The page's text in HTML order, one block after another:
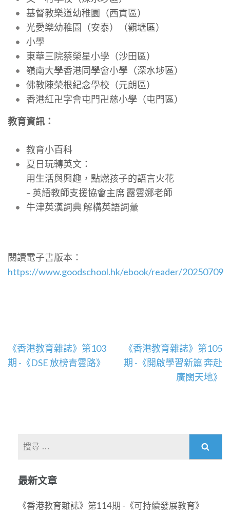
基督教樂道幼稚園（西貢區）
光愛樂幼稚園（安泰）（觀塘區）
小學
東華三院蔡榮星小學（沙田區）
嶺南大學香港同學會小學（深水埗區）
佛教陳榮根紀念學校（元朗區）
香港紅卍字會屯門卍慈小學（屯門區）
教育資訊：
教育小百科
夏日玩轉英文：
用生活與興趣，點燃孩子的語言火花
– 英語教師支援協會主席 露雲娜老師
牛津英漢詞典 解構英語詞彙
閱讀電子書版本：
https://www.goodschool.hk/ebook/reader/20250709
文
章
《香港教育雜誌》第103
期 -《DSE 放榜青雲路》
《香港教育雜誌》第105
期 -《開啟學習新篇 奔赴
廣闊天地》
最新文章
《香港教育雜誌》第114期 -《可持續發展教育》